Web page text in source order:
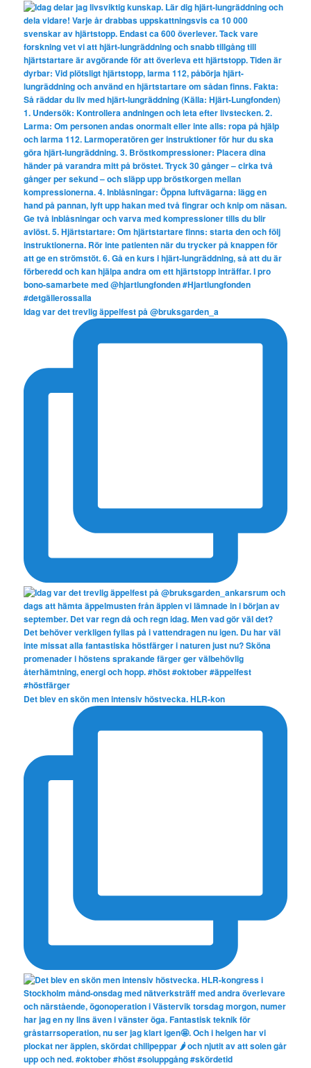
Idag var det trevlig äppelfest på @bruksgarden_a
Det blev en skön men intensiv höstvecka. HLR-kon